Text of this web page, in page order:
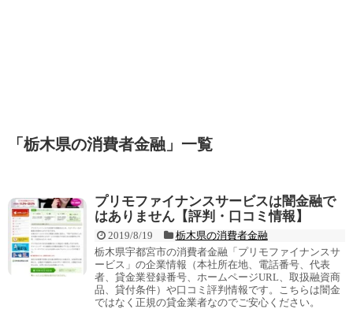
「 栃木県の消費者金融 」 一覧
プリモファイナンスサービスは闇金融で
はありません【評判・口コミ情報】
2019/8/19
栃木県の消費者金融
栃木県宇都宮市の消費者金融「プリモファイナンスサ
ービス」の企業情報（本社所在地、電話番号、代表
者、貸金業登録番号、ホームページURL、取扱融資商
品、貸付条件）や口コミ評判情報です。こちらは闇金
ではなく正規の貸金業者なのでご安心ください。